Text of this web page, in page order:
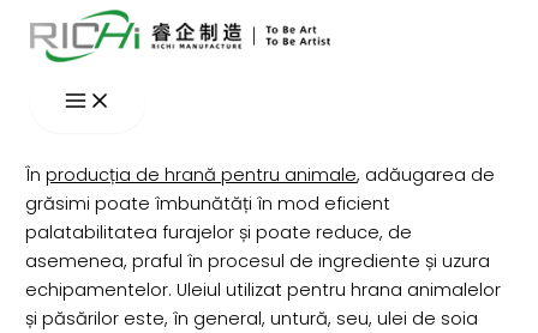
Skip
În producția de hrană pentru animale, adăugarea de
grăsimi poate îmbunătăți în mod eficient
palatabilitatea furajelor și poate reduce, de
asemenea, praful în procesul de ingrediente și uzura
echipamentelor. Uleiul utilizat pentru hrana animalelor
și păsărilor este, în general, untură, seu, ulei de soia